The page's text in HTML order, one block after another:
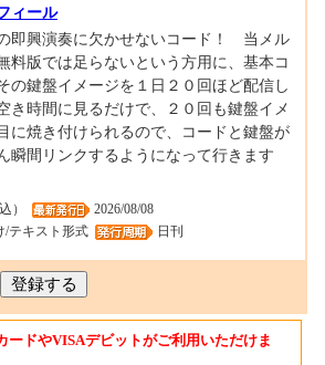
ィール
即興演奏に欠かせないコード！ 当メル
料版では足らないという方用に、基本コ
の鍵盤イメージを１日２０回ほど配信し
き時間に見るだけで、２０回も鍵盤イメ
に焼き付けられるので、コードと鍵盤が
瞬間リンクするようになって行きます
）
2026/08/08
/テキスト形式
日刊
ードやVISAデビットがご利用いただけま